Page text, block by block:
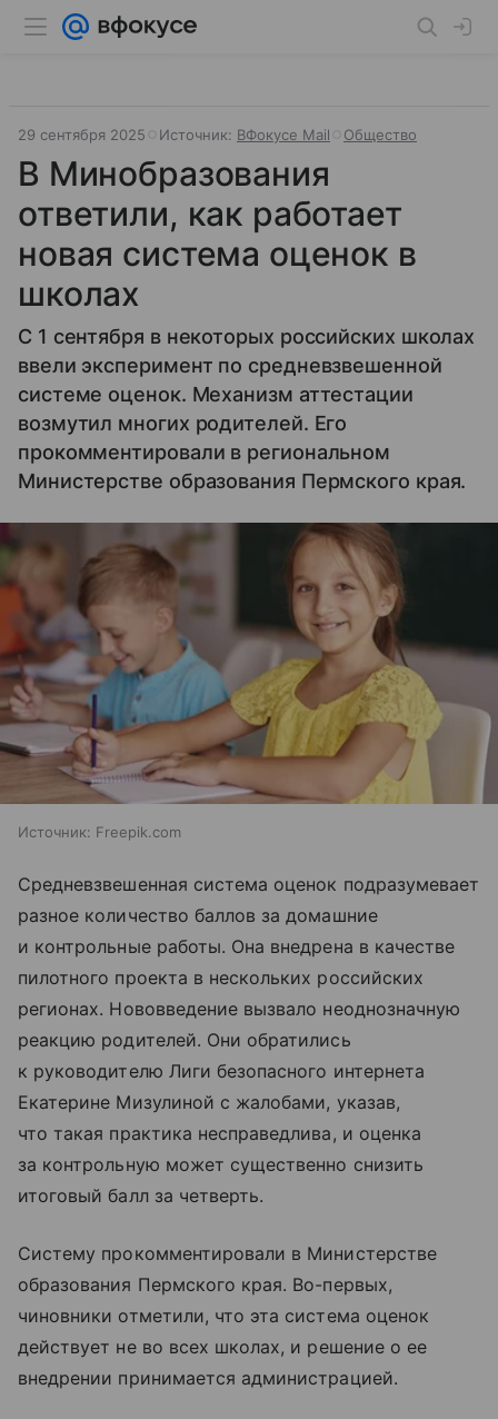
29 сентября 2025 Источник: ВФокусе Mail Общество
В Минобразования
ответили, как работает
новая система оценок в
школах
С 1 сентября в некоторых российских школах
ввели эксперимент по средневзвешенной
системе оценок. Механизм аттестации
возмутил многих родителей. Его
прокомментировали в региональном
Министерстве образования Пермского края.
Источник: Freepik.com
Средневзвешенная система оценок подразумевает
разное количество баллов за домашние
и контрольные работы. Она внедрена в качестве
пилотного проекта в нескольких российских
регионах. Нововведение вызвало неоднозначную
реакцию родителей. Они обратились
к руководителю Лиги безопасного интернета
Екатерине Мизулиной с жалобами, указав,
что такая практика несправедлива, и оценка
за контрольную может существенно снизить
итоговый балл за четверть.
Систему прокомментировали в Министерстве
образования Пермского края. Во-первых,
чиновники отметили, что эта система оценок
действует не во всех школах, и решение о ее
внедрении принимается администрацией.